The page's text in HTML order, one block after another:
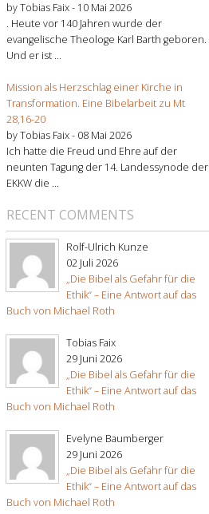
by Tobias Faix - 10 Mai 2026
. Heute vor 140 Jahren wurde der
evangelische Theologe Karl Barth geboren.
Und er ist ...
Mission als Herzschlag einer Kirche in
Transformation. Eine Bibelarbeit zu Mt
28,16-20
by Tobias Faix - 08 Mai 2026
Ich hatte die Freud und Ehre auf der
neunten Tagung der 14. Landessynode der
EKKW die ...
RECENT COMMENTS
Rolf-Ulrich Kunze
02 Juli 2026
„Die Bibel als Gefahr für die
Ethik“ – Eine Antwort auf das
Buch von Michael Roth
Tobias Faix
29 Juni 2026
„Die Bibel als Gefahr für die
Ethik“ – Eine Antwort auf das
Buch von Michael Roth
Evelyne Baumberger
29 Juni 2026
„Die Bibel als Gefahr für die
Ethik“ – Eine Antwort auf das
Buch von Michael Roth